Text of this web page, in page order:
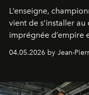
L’enseigne,
vient de s’installer
imprégnée d’empire
extrêmes fait merveille.
04.05.2026 by Jean-